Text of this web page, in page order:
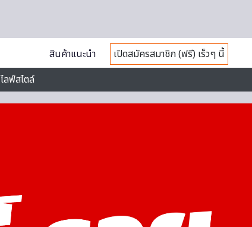
สินค้าแนะนำ
เปิดสมัครสมาชิก (ฟรี) เร็วๆ นี้
ไลฟ์สไตล์